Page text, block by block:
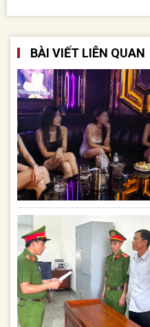
BÀI VIẾT LIÊN QUAN